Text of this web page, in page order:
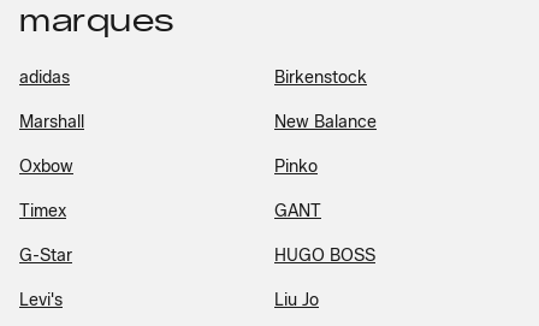
marques
adidas Birkenstock
Marshall New Balance
Oxbow Pinko
Timex GANT
G-Star HUGO BOSS
Levi's Liu Jo